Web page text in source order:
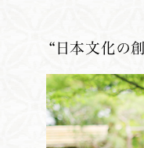
“日本文化の